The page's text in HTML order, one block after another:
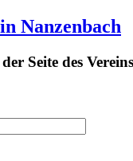
Nanzenbach
Seite des